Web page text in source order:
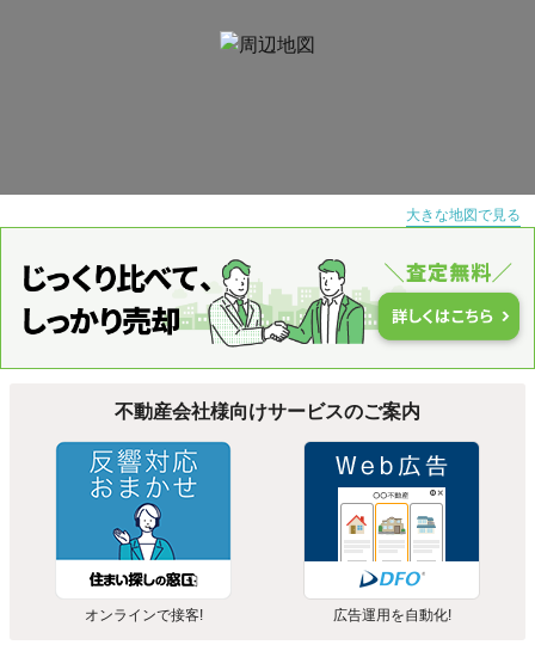
大きな地図で見る
不動産会社様向けサービスのご案内
オンラインで接客! 広告運用を自動化!